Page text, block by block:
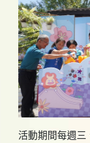
活動期間每週三